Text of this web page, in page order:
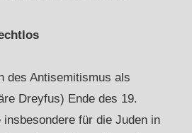
des Antisemitismus als
Dreyfus) Ende des 19.
für die Juden in